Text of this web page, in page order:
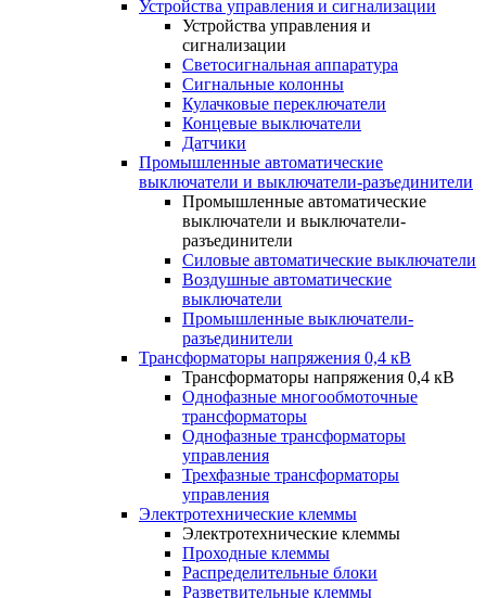
Устройства управления и сигнализации
Устройства управления и
сигнализации
Светосигнальная аппаратура
Сигнальные колонны
Кулачковые переключатели
Концевые выключатели
Датчики
Промышленные автоматические
выключатели и выключатели-разъединители
Промышленные автоматические
выключатели и выключатели-
разъединители
Силовые автоматические выключатели
Воздушные автоматические
выключатели
Промышленные выключатели-
разъединители
Трансформаторы напряжения 0,4 кВ
Трансформаторы напряжения 0,4 кВ
Однофазные многообмоточные
трансформаторы
Однофазные трансформаторы
управления
Трехфазные трансформаторы
управления
Электротехнические клеммы
Электротехнические клеммы
Проходные клеммы
Распределительные блоки
Разветвительные клеммы